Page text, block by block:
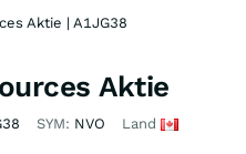
Aktie | A1JG38
Aktie
SYM: NVO Land